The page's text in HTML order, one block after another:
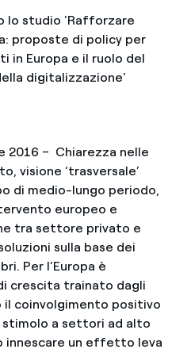
lo studio 'Rafforzare
proposte di policy per
in Europa e il ruolo del
digitalizzazione'
2016 – Chiarezza nelle
visione ‘trasversale’
di medio-lungo periodo,
europeo e
tra settore privato e
sulla base dei
Per l’Europa è
crescita trainato dagli
coinvolgimento positivo
a settori ad alto
innescare un effetto leva